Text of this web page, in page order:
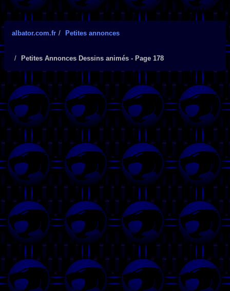
albator.com.fr Petites annonces
Petites Annonces Dessins animés - Page 178